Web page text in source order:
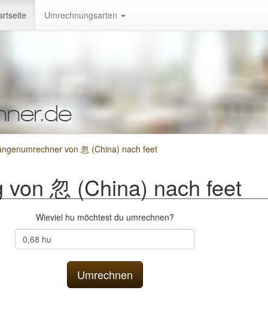
Umrechnungsarten
von 忽 (China) nach feet
von 忽 (China) nach feet
Wieviel hu möchtest du umrechnen?